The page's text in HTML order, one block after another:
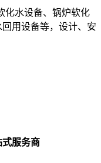
化水设备、锅炉软化
用设备等，设计、安
式服务商